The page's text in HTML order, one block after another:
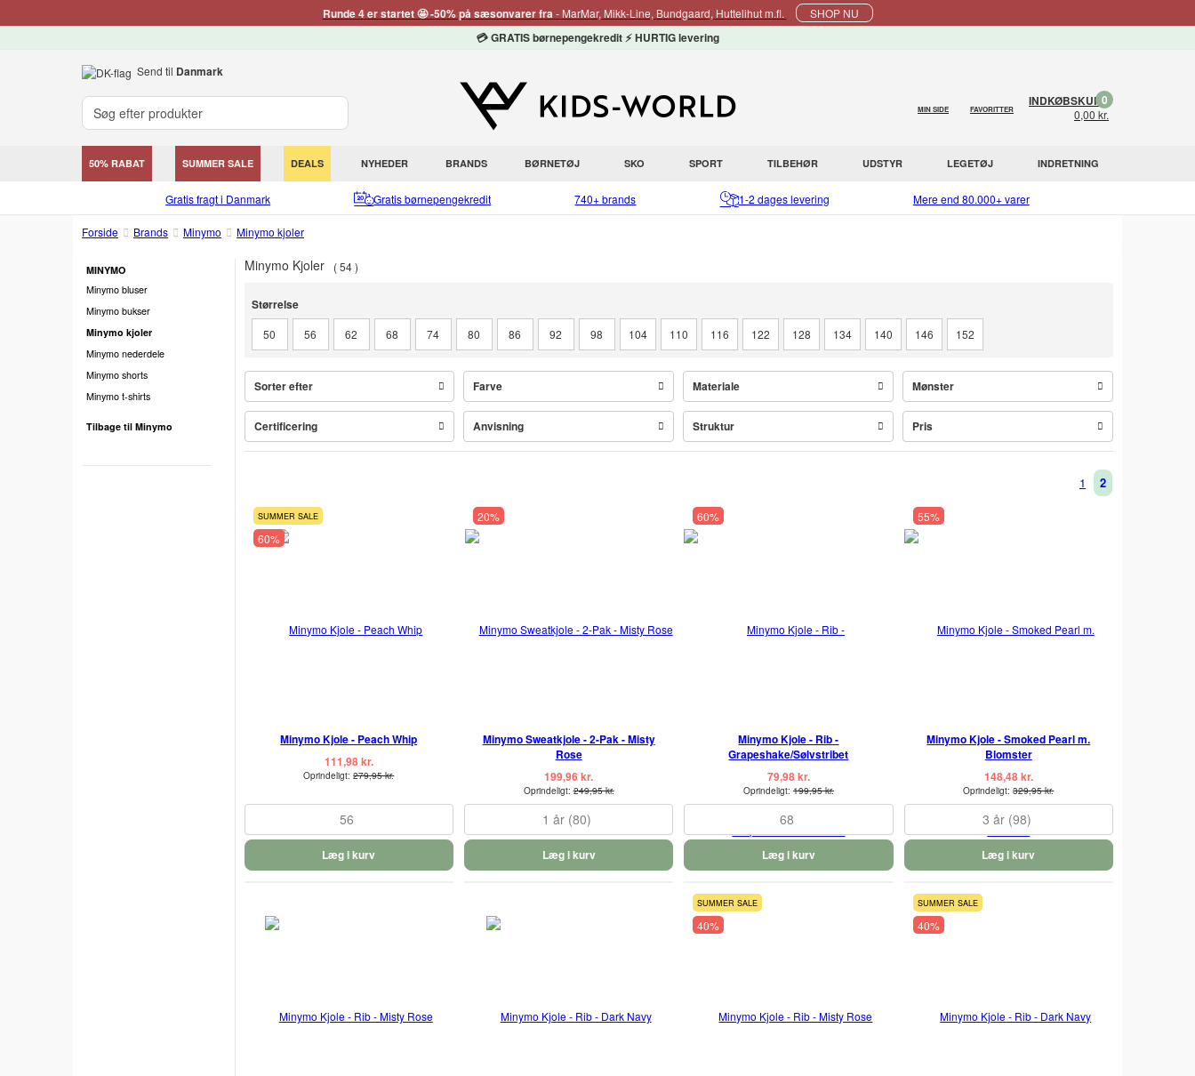
Runde 4 er startet 🤩 -50% på sæsonvarer fra- MarMar, Mikk-Line, Bundgaard, Huttelihut m.fl. SHOP NU
💳 GRATIS børnepengekredit ⚡ HURTIG levering
Send til Danmark
MIN SIDE FAVORITTER
INDKØBSKURV
0,00 kr.
0
50% RABAT SUMMER SALE DEALS NYHEDER BRANDS BØRNETØJ SKO SPORT TILBEHØR UDSTYR LEGETØJ INDRETNING
Gratis fragt i Danmark Gratis børnepengekredit 740+ brands 1-2 dages levering Mere end 80.000+ varer
Forside Brands Minymo Minymo kjoler
MINYMO
Minymo bluser
Minymo bukser
Minymo kjoler
Minymo nederdele
Minymo shorts
Minymo t-shirts
Tilbage til Minymo
Minymo Kjoler
54
Størrelse
50 56 62 68 74 80 86 92 98 104 110 116 122 128 134 140 146 152
Sorter efter Farve Materiale Mønster
Certificering Anvisning Struktur Pris
1 2
SUMMER SALE
60%
Minymo Kjole - Peach Whip
111,98 kr.
Oprindeligt:279,95 kr.
56
Læg i kurv
20%
Minymo Sweatkjole - 2-Pak - Misty
Rose
199,96 kr.
Oprindeligt:249,95 kr.
1 år (80)
Læg i kurv
60%
Minymo Kjole - Rib -
Grapeshake/Sølvstribet
79,98 kr.
Oprindeligt: 199,95 kr.
68
Læg i kurv
55%
Minymo Kjole - Smoked Pearl m.
Blomster
148,48 kr.
Oprindeligt:329,95 kr.
3 år (98)
Læg i kurv
SUMMER SALE
40%
SUMMER SALE
40%